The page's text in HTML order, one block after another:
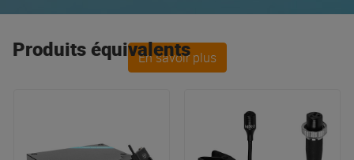
En savoir plus
Produits équivalents